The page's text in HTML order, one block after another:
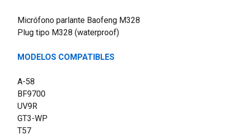
Micrófono parlante Baofeng M328
Plug tipo M328 (waterproof)
MODELOS COMPATIBLES
A-58
BF9700
UV9R
GT3-WP
T57